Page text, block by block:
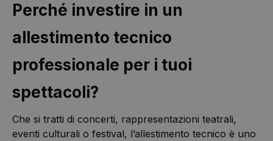
Perché investire in un
allestimento tecnico
professionale per i tuoi
spettacoli?
Che si tratti di concerti, rappresentazioni teatrali,
eventi culturali o festival, l’allestimento tecnico è uno